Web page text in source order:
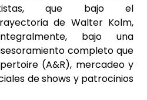
que bajo el
de Walter Kolm,
bajo una
completo que
(A&R), mercadeo y
de shows y patrocinios